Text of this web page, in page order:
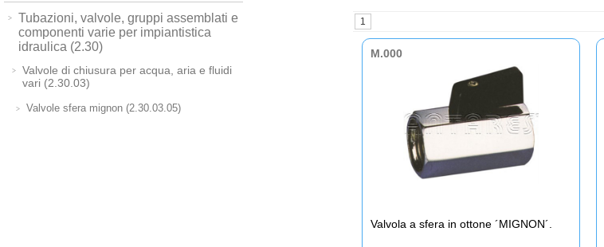
Tubazioni, valvole, gruppi assemblati e
componenti varie per impiantistica
idraulica (2.30)
Valvole di chiusura per acqua, aria e fluidi
vari (2.30.03)
Valvole sfera mignon (2.30.03.05)
1
M.000
Valvola a sfera in ottone ´MIGNON´.